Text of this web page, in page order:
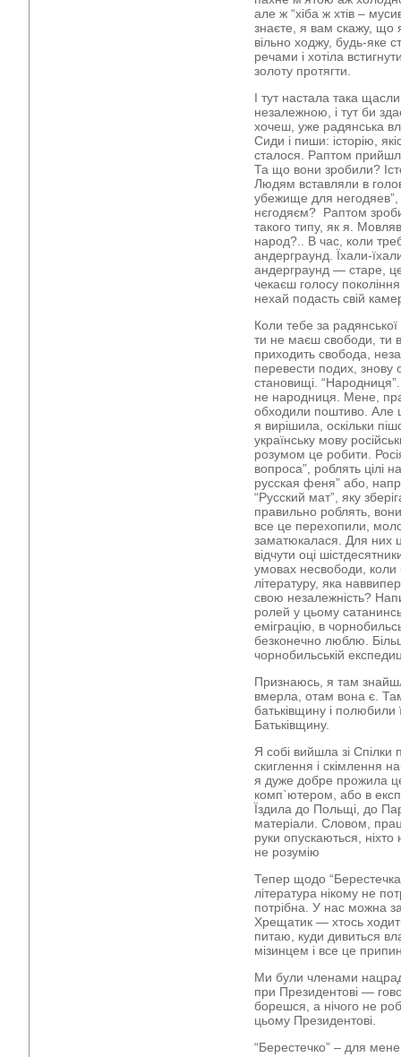
але ж “хіба ж хтів –
знаєте, я вам скажу, що я
вільно ходжу, будь-яке
речами і хотіла
золоту протягти.
І тут настала така
незалежною, і тут би
хочеш, уже радянська
Сиди і пиши: історію,
сталося. Раптом
Та що вони зробили?
Людям вставляли в
убежище для негодяев”,
нєгодяєм? Раптом
такого типу, як я.
народ?.. В час, коли
андерграунд. Їхали-
андерграунд — старе,
чекаєш голосу
нехай подасть свій
Коли тебе за
ти не маєш свободи, ти
приходить свобода,
перевести подих,
становищі.
не народниця. Мене,
обходили поштиво. Але
я вирішила, оскільки
українську мову
розумом це робити.
вопроса”, роблять цілі
русская феня” або,
“Русский мат”, яку
правильно роблять,
все це перехопили,
заматюкалася. Для них
відчути оці
умовах несвободи, коли
літературу, яка
свою незалежність?
ролей у цьому
еміграцію, в
безконечно люблю.
чорнобильській
Признаюсь, я там
вмерла, отам вона є.
батьківщину і полюбили
Батьківщину.
Я собі вийшла зі Спілки
скиглення і скімлення
я дуже добре прожила
комп`ютером, або в
Їздила до Польщі, до
матеріали. Словом,
руки опускаються,
не розумію
Тепер щодо
література нікому не
потрібна. У нас можна
Хрещатик — хтось
питаю, куди дивиться
мізинцем і все це
Ми були членами
при Президентові —
борешся, а нічого не
цьому Президентові.
“Берестечко” – для